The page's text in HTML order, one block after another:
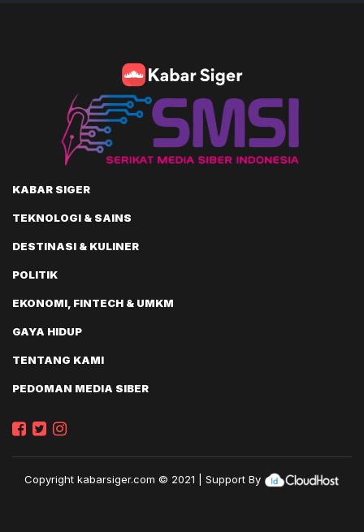
KABAR SIGER
TEKNOLOGI & SAINS
DESTINASI & KULINER
POLITIK
EKONOMI, FINTECH & UMKM
GAYA HIDUP
TENTANG KAMI
PEDOMAN MEDIA SIBER
Copyright kabarsiger.com © 2021 | Support By